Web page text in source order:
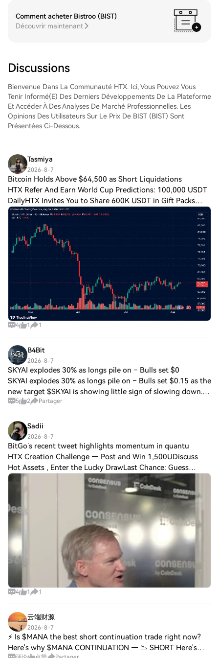
GIGADEVICE (GIGADEVICE)Tradez
facilement GIGADEVICE (GIGADEVICE) sur
et de les suivre en temps réel. Nous offrons
une expérience conviviale aux débutants
Comment acheter Bistroo (BIST)
Découvrir maintenant
Discussions
Bienvenue Dans La Communauté HTX. Ici, Vous Pouvez Vous
Tenir Informé(e) Des Derniers Développements De La Plateforme
Et Accéder À Des Analyses De Marché Professionnelles. Les
Opinions Des Utilisateurs Sur Le Prix De BIST (BIST) Sont
Présentées Ci-Dessous.
Tasmiya
2026-8-7
Bitcoin Holds Above $64,500 as Short Liquidations
HTX Refer And Earn World Cup Predictions: 100,000 USDT
DailyHTX Invites You to Share 600K USDT in Gift Packs
Bitcoin Holds Above $64,500 as Short Liquidations Drop
Bitcoin nearly reached $65,000 on Th
4 1 1
B4Bit
2026-8-7
SKYAI explodes 30% as longs pile on – Bulls set $0
SKYAI explodes 30% as longs pile on – Bulls set $0.15 as the
new target $SKYAI is showing little sign of slowing down.
The token has recorded another 30% surge in price over the
5 2 Partager
Sadii
2026-8-7
BitGo’s recent tweet highlights momentum in quantu
HTX Creation Challenge — Post and Win 1,500UDiscuss
Hot Assets , Enter the Lucky DrawLast Chance: Guess
Correctly Today and Win MoreBitGo’s recent tweet
highlights momentum in quantum resistance resea
4 1 1
云端财源
2026-8-7
⚡ Is $MANA the best short continuation trade right now?
Here's why $MANA CONTINUATION — 📉 SHORT Here's